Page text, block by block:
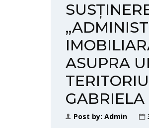
ASUPRA
GABRIELA
Post by: Admin